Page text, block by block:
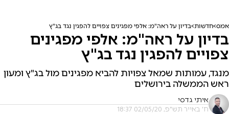
אמס חדשות בדיון על ראה"מ: אלפי מפגינים צפויים להפגין נגד בג"ץ
בדיון על ראה"מ: אלפי מפגינים
צפויים להפגין נגד בג"ץ
מנגד, עמותות שמאל צפויות להביא מפגינים מול בג"ץ ומעון
ראש הממשלה בירושלים
איתי גדסי
ח' באייר תש"פ, 02/05/20 18:37